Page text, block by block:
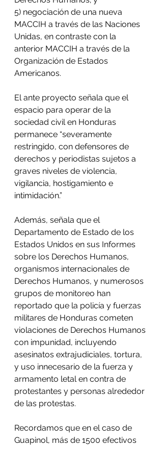
5) negociación de una nueva
MACCIH a través de las Naciones
Unidas, en contraste con la
anterior MACCIH a través de la
Organización de Estados
Americanos.
El ante proyecto señala que el
espacio para operar de la
sociedad civil en Honduras
permanece “severamente
restringido, con defensores de
derechos y periodistas sujetos a
graves niveles de violencia,
vigilancia, hostigamiento e
intimidación.”
Además, señala que el
Departamento de Estado de los
Estados Unidos en sus Informes
sobre los Derechos Humanos,
organismos internacionales de
Derechos Humanos, y numerosos
grupos de monitoreo han
reportado que la policía y fuerzas
militares de Honduras cometen
violaciones de Derechos Humanos
con impunidad, incluyendo
asesinatos extrajudiciales, tortura,
y uso innecesario de la fuerza y
armamento letal en contra de
protestantes y personas alrededor
de las protestas.
Recordamos que en el caso de
Guapinol, más de 1500 efectivos